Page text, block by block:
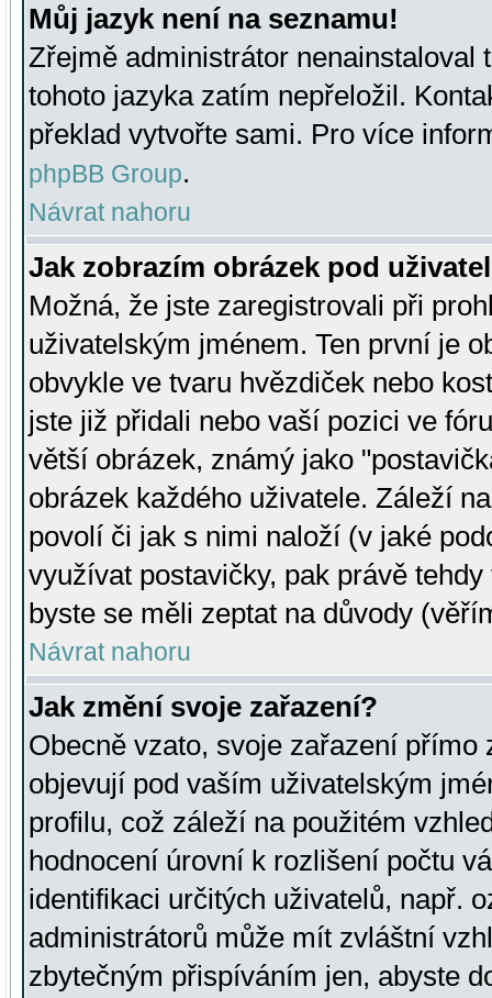
Můj jazyk není na seznamu!
Zřejmě administrátor nenainstaloval
tohoto jazyka zatím nepřeložil.
překlad vytvořte sami. Pro více
phpBB Group.
Návrat nahoru
Jak zobrazím obrázek pod
Možná, že jste zaregistrovali při
uživatelským jménem. Ten první je
obvykle ve tvaru hvězdiček nebo
jste již přidali nebo vaší pozici ve
větší obrázek, známý jako
obrázek každého uživatele. Záleží
povolí či jak s nimi naloží (v jaké
využívat postavičky, pak právě
byste se měli zeptat na důvody
Návrat nahoru
Jak změní svoje zařazení?
Obecně vzato, svoje zařazení přímo
objevují pod vaším uživatelským
profilu, což záleží na použitém
hodnocení úrovní k rozlišení počtu
identifikaci určitých uživatelů, např.
administrátorů může mít zvláštní
zbytečným přispíváním jen, abyste